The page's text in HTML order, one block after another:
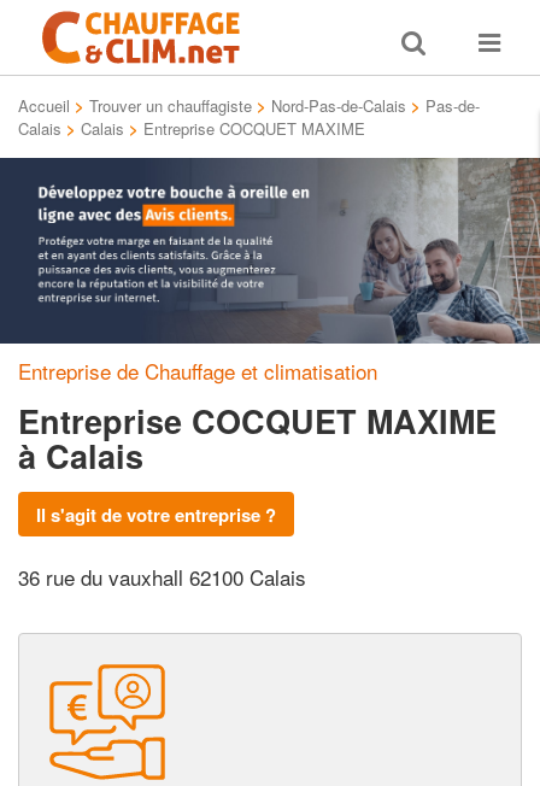
Toggle
search
Toggle
Accueil > Trouver un chauffagiste > Nord-Pas-de-Calais > Pas-de-
Calais > Calais > Entreprise COCQUET MAXIME
Entreprise de Chauffage et climatisation
Entreprise COCQUET MAXIME
à Calais
Il s'agit de votre entreprise ?
36 rue du vauxhall 62100 Calais